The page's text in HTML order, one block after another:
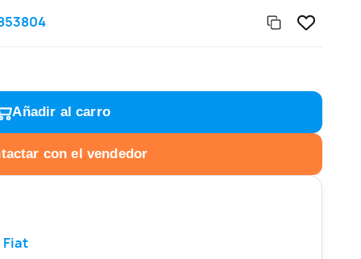
Añadir al carro
con el vendedor
Fiat